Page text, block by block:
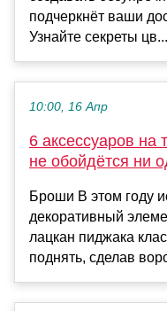
подчеркнёт ваши
Узнайте секреты цв...
10:00, 16 Апр
6 аксессуаров на
не обойдётся ни
Броши В этом году
декоративный
лацкан пиджака
поднять, сделав